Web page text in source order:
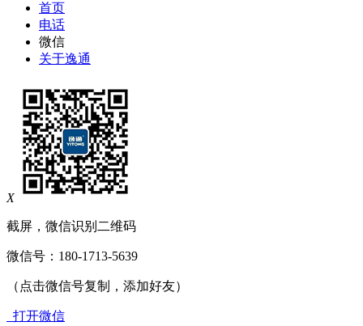
首页
电话
微信
关于逸通
X
截屏，微信识别二维码
微信号： 180-1713-5639
（点击微信号复制，添加好友）
打开微信